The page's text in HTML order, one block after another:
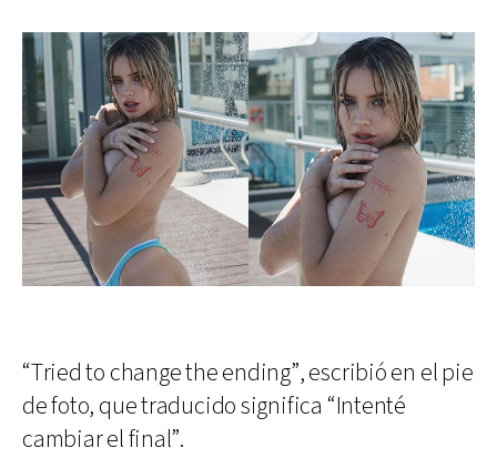
“Tried to change the ending”, escribió en el pie
de foto, que traducido significa “Intenté
cambiar el final”.